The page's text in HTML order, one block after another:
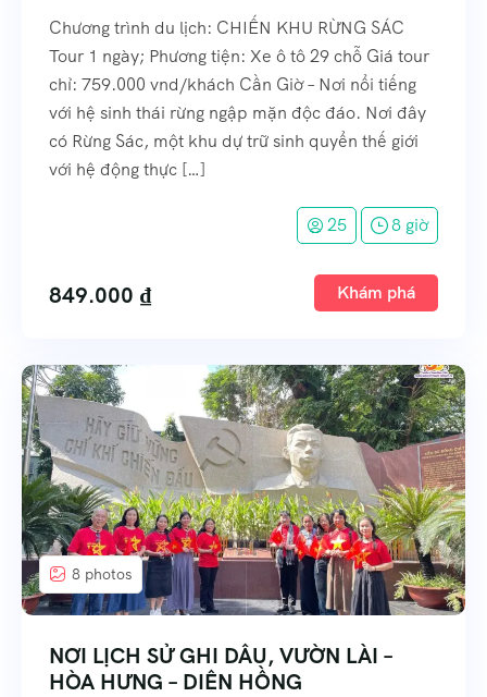
Chương trình du lịch: CHIẾN KHU RỪNG SÁC
Tour 1 ngày; Phương tiện: Xe ô tô 29 chỗ Giá tour
chỉ: 759.000 vnd/khách Cần Giờ – Nơi nổi tiếng
với hệ sinh thái rừng ngập mặn độc đáo. Nơi đây
có Rừng Sác, một khu dự trữ sinh quyển thế giới
với hệ động thực […]
25 8 giờ
849.000 ₫ Khám phá
8 photos
NƠI LỊCH SỬ GHI DÂU, VƯỜN LÀI –
HÒA HƯNG – DIÊN HỒNG